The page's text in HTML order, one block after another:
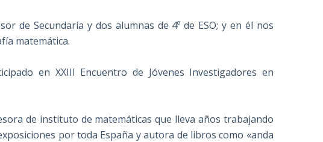
de Secundaria y dos alumnas de 4º de ESO; y en él nos
matemática.
en XXIII Encuentro de Jóvenes Investigadores en
de instituto de matemáticas que lleva años trabajando
por toda España y autora de libros como «anda